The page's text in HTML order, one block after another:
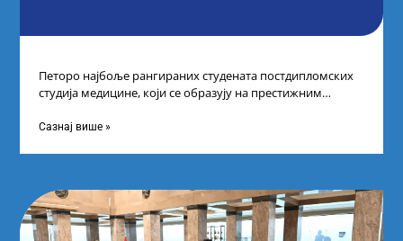
Петоро најбоље рангираних студената постдипломских
студија медицине, који се образују на престижним
стипендије од
Сазнај више »